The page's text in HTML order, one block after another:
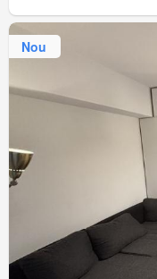
Nou